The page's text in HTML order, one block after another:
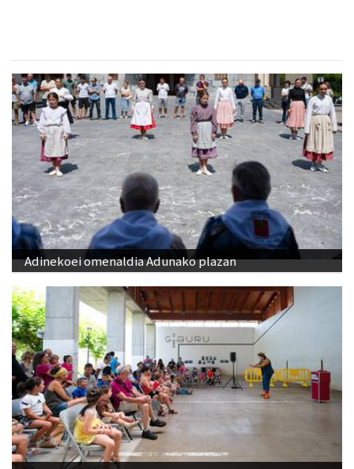
Adinekoei omenaldia Adunako plazan